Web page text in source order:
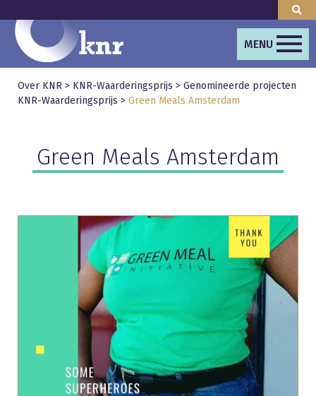
MENU
Over KNR > KNR-Waarderingsprijs > Genomineerde projecten
KNR-Waarderingsprijs > Green Meals Amsterdam
Green Meals Amsterdam